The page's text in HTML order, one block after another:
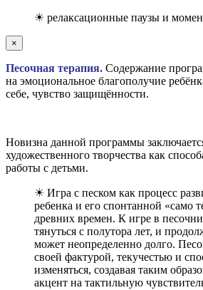
☀ релаксационные паузы и
×
Песочная терапия. Содержание
на эмоциональное благополучие
себе, чувство защищённости.
Новизна данной программы
художественного творчества как
работы с детьми.
☀ Игра с песком как процесс
ребенка и его спонтанной «само
древних времен. К игре в
тянуться с полутора лет, и
может неопределенно долго.
своей фактурой, текучестью и
изменяться, создавая таким
акцент на тактильную